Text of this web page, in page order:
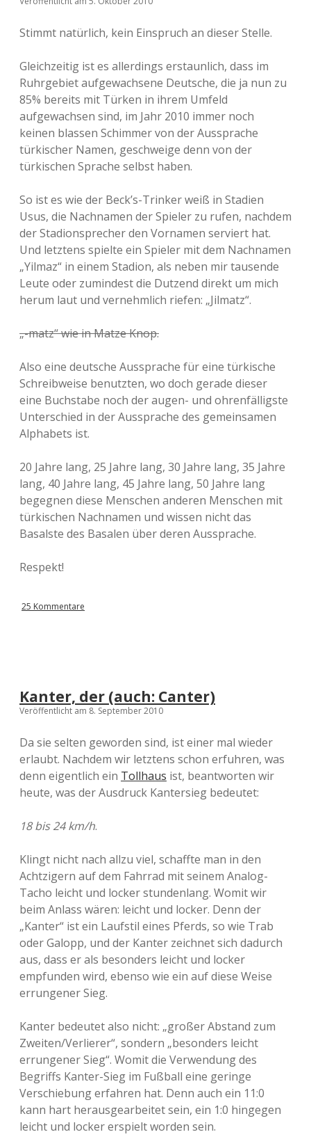
Stimmt natürlich, kein Einspruch an dieser Stelle.
Gleichzeitig ist es allerdings erstaunlich, dass im
Ruhrgebiet aufgewachsene Deutsche, die ja nun zu
85% bereits mit Türken in ihrem Umfeld
aufgewachsen sind, im Jahr 2010 immer noch
keinen blassen Schimmer von der Aussprache
türkischer Namen, geschweige denn von der
türkischen Sprache selbst haben.
So ist es wie der Beck’s-Trinker weiß in Stadien
Usus, die Nachnamen der Spieler zu rufen, nachdem
der Stadionsprecher den Vornamen serviert hat.
Und letztens spielte ein Spieler mit dem Nachnamen
„Yilmaz“ in einem Stadion, als neben mir tausende
Leute oder zumindest die Dutzend direkt um mich
herum laut und vernehmlich riefen: „Jilmatz“.
„-matz“ wie in Matze Knop.
Also eine deutsche Aussprache für eine türkische
Schreibweise benutzten, wo doch gerade dieser
eine Buchstabe noch der augen- und ohrenfälligste
Unterschied in der Aussprache des gemeinsamen
Alphabets ist.
20 Jahre lang, 25 Jahre lang, 30 Jahre lang, 35 Jahre
lang, 40 Jahre lang, 45 Jahre lang, 50 Jahre lang
begegnen diese Menschen anderen Menschen mit
türkischen Nachnamen und wissen nicht das
Basalste des Basalen über deren Aussprache.
Respekt!
25 Kommentare
Kanter, der (auch: Canter)
Veröffentlicht am 8. September 2010
Da sie selten geworden sind, ist einer mal wieder
erlaubt. Nachdem wir letztens schon erfuhren, was
denn eigentlich ein Tollhaus ist, beantworten wir
heute, was der Ausdruck Kantersieg bedeutet:
18 bis 24 km/h.
Klingt nicht nach allzu viel, schaffte man in den
Achtzigern auf dem Fahrrad mit seinem Analog-
Tacho leicht und locker stundenlang. Womit wir
beim Anlass wären: leicht und locker. Denn der
„Kanter“ ist ein Laufstil eines Pferds, so wie Trab
oder Galopp, und der Kanter zeichnet sich dadurch
aus, dass er als besonders leicht und locker
empfunden wird, ebenso wie ein auf diese Weise
errungener Sieg.
Kanter bedeutet also nicht: „großer Abstand zum
Zweiten/Verlierer“, sondern „besonders leicht
errungener Sieg“. Womit die Verwendung des
Begriffs Kanter-Sieg im Fußball eine geringe
Verschiebung erfahren hat. Denn auch ein 11:0
kann hart herausgearbeitet sein, ein 1:0 hingegen
leicht und locker erspielt worden sein.